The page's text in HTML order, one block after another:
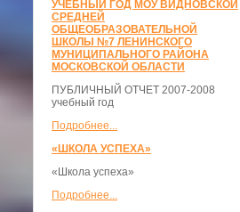
УЧЕБНЫЙ ГОД МОУ ВИДНОВСКОЙ
СРЕДНЕЙ
ОБЩЕОБРАЗОВАТЕЛЬНОЙ
ШКОЛЫ №7 ЛЕНИНСКОГО
МУНИЦИПАЛЬНОГО РАЙОНА
МОСКОВСКОЙ ОБЛАСТИ
ПУБЛИЧНЫЙ ОТЧЕТ 2007-2008
учебный год
Подробнее...
«ШКОЛА УСПЕХА»
«Школа успеха»
Подробнее...